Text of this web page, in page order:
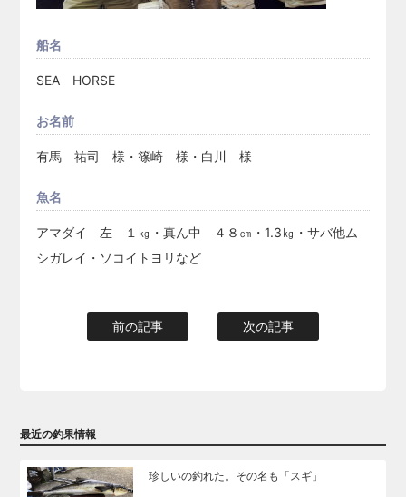
船名
SEA HORSE
お名前
有馬 祐司 様・篠崎 様・白川 様
魚名
アマダイ 左 １㎏・真ん中 ４８㎝・1.3㎏・サバ他ム
シガレイ・ソコイトヨリなど
前の記事 次の記事
最近の釣果情報
珍しいの釣れた。その名も「スギ」